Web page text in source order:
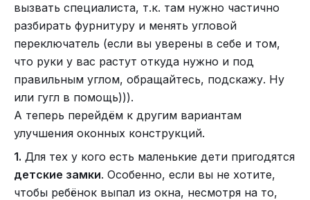
вызвать специалиста, т.к. там нужно частично
разбирать фурнитуру и менять угловой
переключатель (если вы уверены в себе и том,
что руки у вас растут откуда нужно и под
правильным углом, обращайтесь, подскажу. Ну
или гугл в помощь))).
А теперь перейдём к другим вариантам
улучшения оконных конструкций.
1. Для тех у кого есть маленькие дети пригодятся
детские замки. Особенно, если вы не хотите,
чтобы ребёнок выпал из окна, несмотря на то,